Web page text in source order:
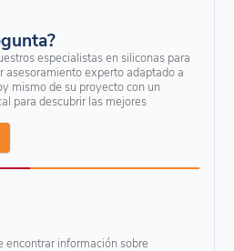
especialistas en siliconas para
asesoramiento experto adaptado a
mismo de su proyecto con un
para descubrir las mejores
encontrar información sobre